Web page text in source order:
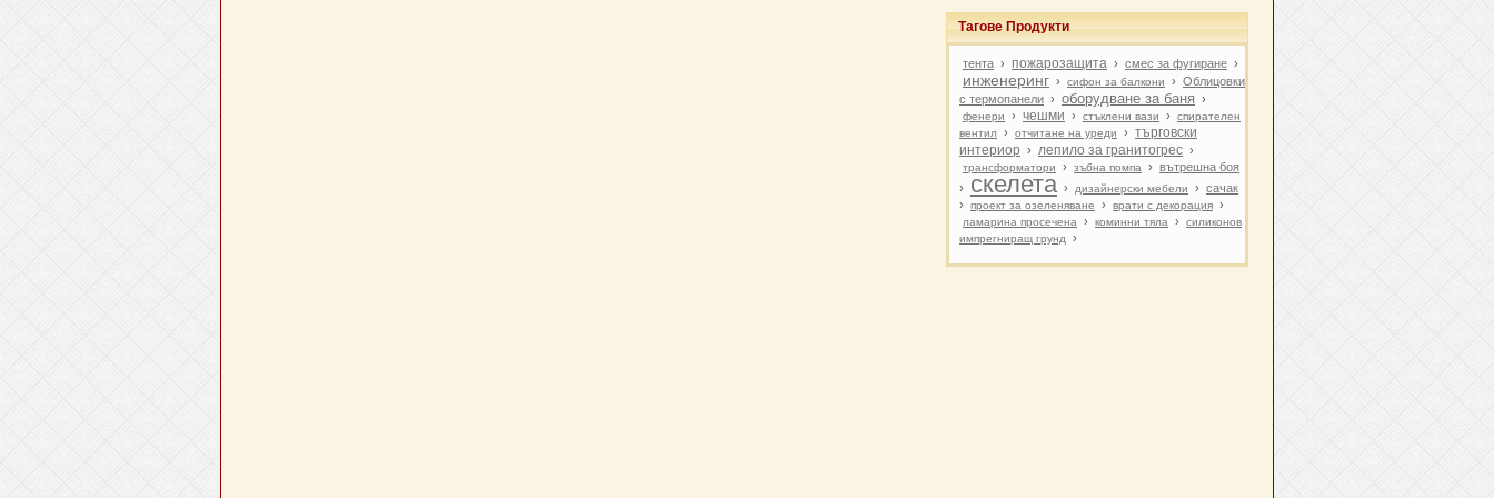
Тагове Продукти
тента › пожарозащита › смес за фугиране ›
инженеринг › сифон за балкони › Облицовки
с термопанели › оборудване за баня ›
фенери › чешми › стъклени вази ›
спирателен
вентил
› отчитане на уреди › търговски
интериор › лепило за гранитогрес ›
трансформатори › зъбна помпа › вътрешна боя
›
скелета › дизайнерски мебели › сачак
›
проект за озеленяване › врати с декорация ›
ламарина просечена › коминни тяла ›
силиконов
импрегниращ грунд
›